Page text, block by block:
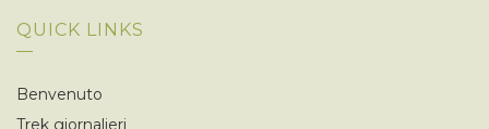
QUICK LINKS
Benvenuto
Trek giornalieri